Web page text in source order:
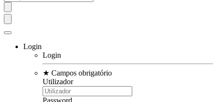
Login
Login
★ Campos obrigatório
Utilizador
Password